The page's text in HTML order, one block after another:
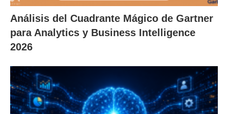
Análisis del Cuadrante Mágico de Gartner
para Analytics y Business Intelligence
2026